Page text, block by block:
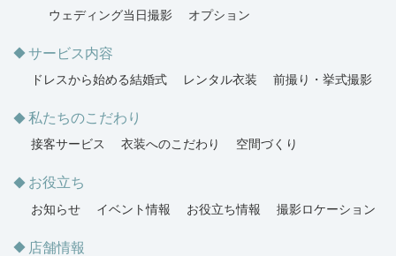
ウェディング当日撮影
オプション
サービス内容
ドレスから始める結婚式 レンタル衣装 前撮り・挙式撮影
私たちのこだわり
接客サービス 衣装へのこだわり 空間づくり
お役立ち
お知らせ イベント情報 お役立ち情報 撮影ロケーション
店舗情報